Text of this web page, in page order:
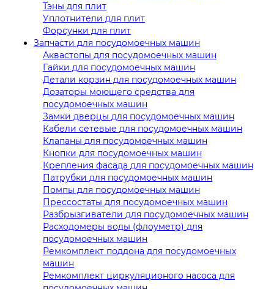
Тэны для плит
Уплотнители для плит
Форсунки для плит
Запчасти для посудомоечных машин
Аквастопы для посудомоечных машин
Гайки для посудомоечных машин
Детали корзин для посудомоечных машин
Дозаторы моющего средства для
посудомоечных машин
Замки дверцы для посудомоечных машин
Кабели сетевые для посудомоечных машин
Клапаны для посудомоечных машин
Кнопки для посудомоечных машин
Крепления фасада для посудомоечных машин
Патрубки для посудомоечных машин
Помпы для посудомоечных машин
Прессостаты для посудомоечных машин
Разбрызгиватели для посудомоечных машин
Расходомеры воды (флоуметр) для
посудомоечных машин
Ремкомплект поддона для посудомоечных
машин
Ремкомплект циркуляционого насоса для